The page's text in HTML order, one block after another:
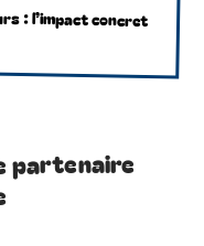
: l’impact concret
partenaire